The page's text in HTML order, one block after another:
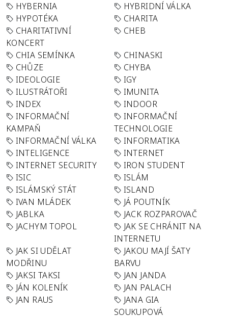
HYBERNIA
HYBRIDNÍ VÁLKA
HYPOTÉKA
CHARITA
CHARITATIVNÍ
KONCERT
CHEB
CHIA SEMÍNKA
CHINASKI
CHŮZE
CHYBA
IDEOLOGIE
IGY
ILUSTRÁTOŘI
IMUNITA
INDEX
INDOOR
INFORMAČNÍ
KAMPAŇ
INFORMAČNÍ
TECHNOLOGIE
INFORMAČNÍ VÁLKA
INFORMATIKA
INTELIGENCE
INTERNET
INTERNET SECURITY
IRON STUDENT
ISIC
ISLÁM
ISLÁMSKÝ STÁT
ISLAND
IVAN MLÁDEK
JÁ POUTNÍK
JABLKA
JACK ROZPAROVAČ
JACHYM TOPOL
JAK SE CHRÁNIT NA
INTERNETU
JAK SI UDĚLAT
MODŘINU
JAKOU MAJÍ ŠATY
BARVU
JAKSI TAKSI
JAN JANDA
JÁN KOLENÍK
JAN PALACH
JAN RAUS
JANA GIA
SOUKUPOVÁ